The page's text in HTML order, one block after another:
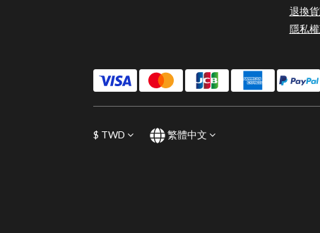
退換
隱私
$ TWD 繁體中文